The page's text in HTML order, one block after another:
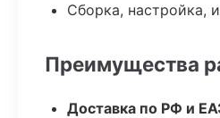
Сборка, настройка,
Преимущества
Доставка по РФ и